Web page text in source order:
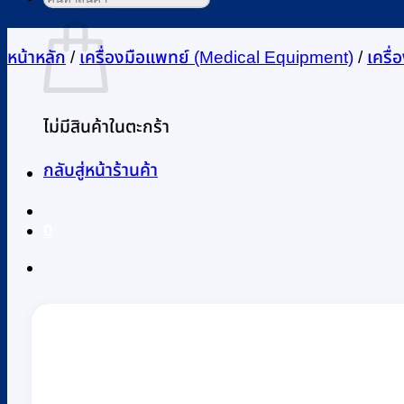
ตะกร้าสินค้า
ไม่มีสินค้าในตะกร้า
กลับสู่หน้าร้านค้า
หน้าหลัก / เครื่องมือแพทย์ (Medical Equipment) / เครื่